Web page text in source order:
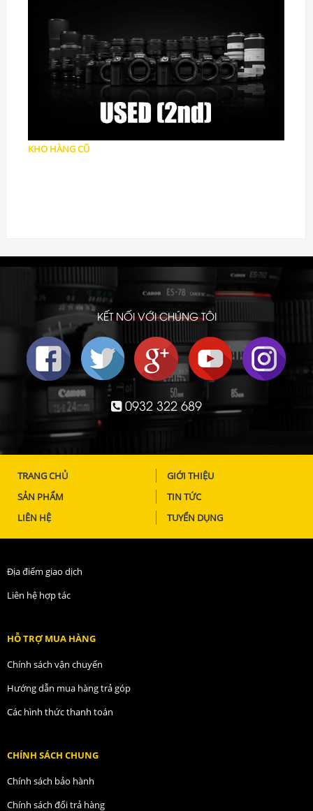
Nắp,Loa che Ống kính
Dây đeo, Handstrap
Điều khiển, Trigger
Grip, L-Plate, Handgrip
Mount, Converter, Adapter
Thiết bị chống ẩm
Phụ kiện khác
KHO HÀNG CŨ
KẾT NỐI VỚI CHÚNG TÔI
0932 322 689
TRANG CHỦ
GIỚI THIỆU
SẢN PHẨM
TIN TỨC
LIÊN HỆ
TUYỂN DỤNG
Địa điểm giao dịch
Liên hệ hợp tác
HỖ TRỢ MUA HÀNG
Chính sách vận chuyển
Hướng dẫn mua hàng trả góp
Các hình thức thanh toán
CHÍNH SÁCH CHUNG
Chính sách bảo hành
Chính sách đổi trả hàng